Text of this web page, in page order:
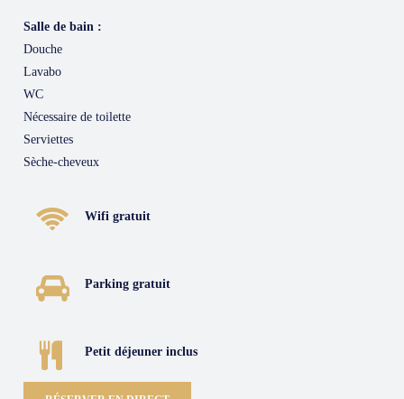
Salle de bain :
Douche
Lavabo
WC
Nécessaire de toilette
Serviettes
Sèche-cheveux
Wifi gratuit
Parking gratuit
Petit déjeuner inclus